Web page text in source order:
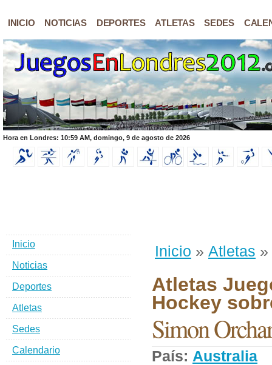
INICIO NOTICIAS DEPORTES ATLETAS SEDES
Hora en Londres: 10:59 AM, domingo, 9 de agosto de 2026
Inicio » Atletas »
Atletas
Hockey
Simon
País: Australia
Inicio
Noticias
Deportes
Atletas
Sedes
Calendario